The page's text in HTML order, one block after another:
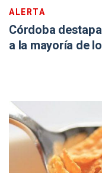
ALERTA
Córdoba
a la mayoría de